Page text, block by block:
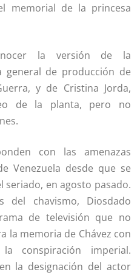
memorial de la princesa
la versión de la
general de producción de
y de Cristina Jorda,
de la planta, pero no
con las amenazas
Venezuela desde que se
en agosto pasado.
del chavismo, Diosdado
de televisión que no
la memoria de Chávez con
conspiración imperial.
la designación del actor